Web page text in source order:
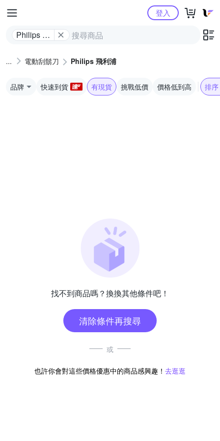
Yahoo購物中心
Philips 飛
登入
電動刮鬍刀 Philips 飛利浦
品牌 快速到貨 有現貨 挑戰低價 價格低到高 排序
找不到商品嗎？換換其他條件吧！
清除條件再搜尋
或
也許你會對這些價格優惠中的商品感興趣！ 去逛逛